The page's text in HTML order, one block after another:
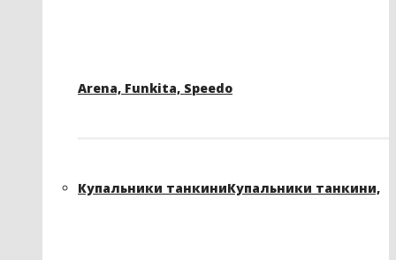
Arena, Funkita, Speedo
Купальники танкиниКупальники танкини,